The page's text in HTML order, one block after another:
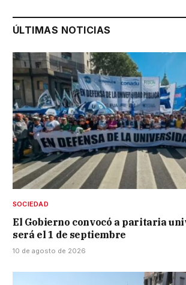
ÚLTIMAS NOTICIAS
SOCIEDAD
El Gobierno convocó a paritaria
será el 1 de septiembre
10 de agosto de 2026